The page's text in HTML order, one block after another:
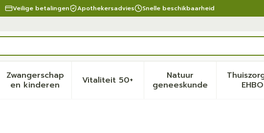
Veilige betalingen Apothekersadvies Snelle beschikbaarheid
verzorging en hygiëne categorie
voor Dieet, voeding en vitamines categorie
Zwangerschap
en kinderenToon submenu voor Zwangerschap en kinderen
Vitaliteit 50+Toon submenu voor Vitaliteit 50+
Natuur
geneeskundeToon submenuEHBO